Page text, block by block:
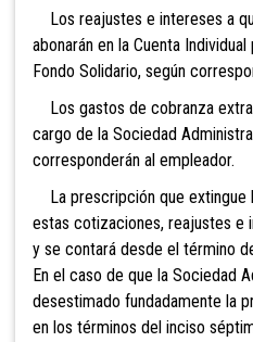
Los reajustes e intereses a
abonarán en la Cuenta
Fondo Solidario, según
Los gastos de cobranza
cargo de la Sociedad
corresponderán al empleador.
La prescripción que extingue
estas cotizaciones, reajustes e
y se contará desde el término
En el caso de que la Sociedad
desestimado fundadamente la
en los términos del inciso